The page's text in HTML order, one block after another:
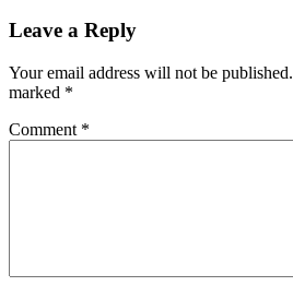
Leave a Reply
Your email address will not be published.
marked *
Comment *